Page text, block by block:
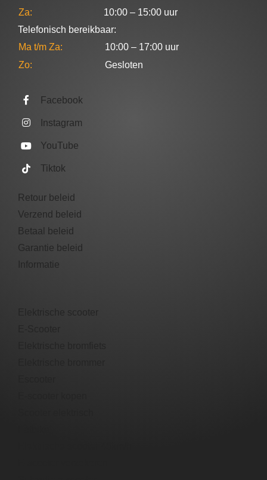
Za:
10:00 – 15:00 uur
Telefonisch bereikbaar:
Ma t/m Za:
10:00 – 17:00 uur
Zo:
Gesloten
Facebook
Instagram
YouTube
Tiktok
Retour beleid
Verzend beleid
Betaal beleid
Garantie beleid​
Informatie